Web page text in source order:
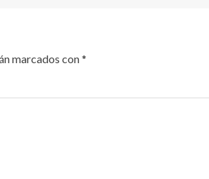
marcados con*